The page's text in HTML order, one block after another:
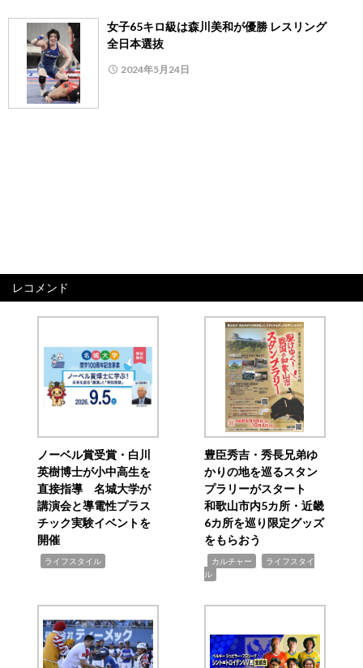
女子65キロ級は森川美和が優勝 レスリング
全日本選抜
2024年5月24日
レコメンド
ノーベル賞受賞・白川
英樹博士が小中高生を
直接指導 名城大学が
講演会と導電性プラス
チック実験イベントを
開催
ライフスタイル
豊臣秀吉・秀長兄弟ゆ
かりの地を巡るスタン
プラリーがスタート
和歌山市内5カ所・近畿
6カ所を巡り限定グッズ
をもらおう
カルチャー
ライフスタイ
ル